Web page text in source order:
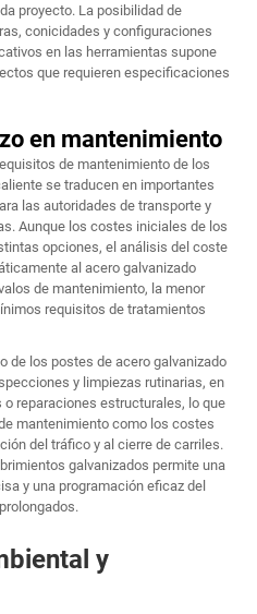
proyecto. La posibilidad de
conicidades y configuraciones
en las herramientas supone
que requieren especificaciones
en mantenimiento
de mantenimiento de los
se traducen en importantes
las autoridades de transporte y
Aunque los costes iniciales de los
opciones, el análisis del coste
al acero galvanizado
de mantenimiento, la menor
requisitos de tratamientos
de los postes de acero galvanizado
y limpiezas rutinarias, en
reparaciones estructurales, lo que
mantenimiento como los costes
del tráfico y al cierre de carriles.
galvanizados permite una
y una programación eficaz del
y